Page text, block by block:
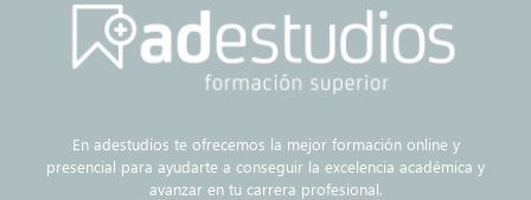
En adestudios te ofrecemos la mejor formación online y
presencial para ayudarte a conseguir la excelencia académica y
avanzar en tu carrera profesional.